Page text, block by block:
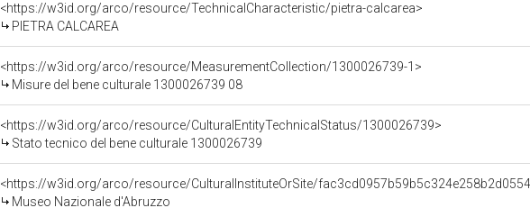
<https://w3id.org/arco/resource/TechnicalCharacteristic/pietra-calcarea>
PIETRA CALCAREA
<https://w3id.org/arco/resource/MeasurementCollection/1300026739-1>
Misure del bene culturale 1300026739 08
<https://w3id.org/arco/resource/CulturalEntityTechnicalStatus/1300026739>
Stato tecnico del bene culturale 1300026739
<https://w3id.org/arco/resource/CulturalInstituteOrSite/
Museo Nazionale d'Abruzzo